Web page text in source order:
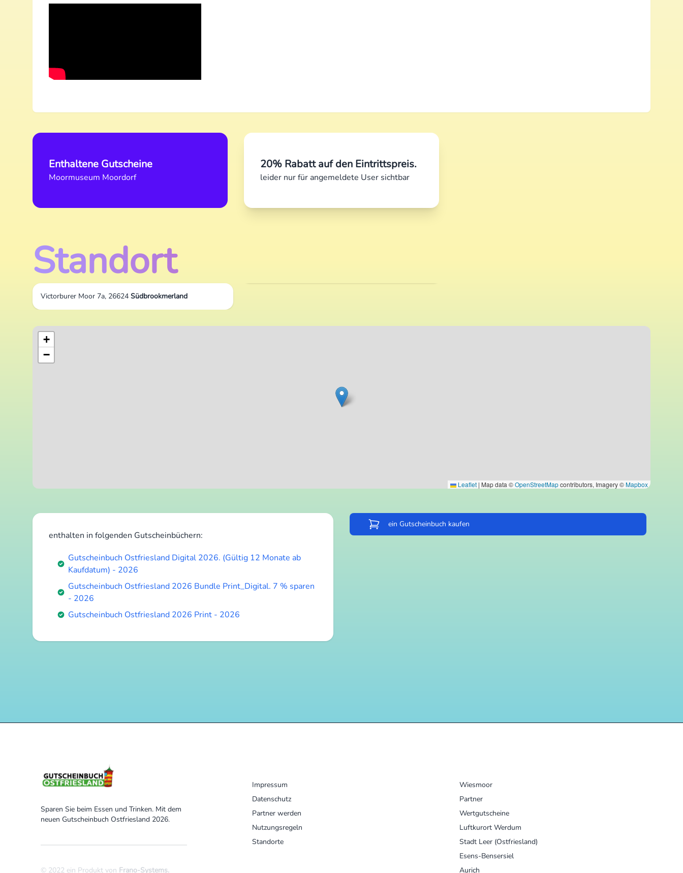
Enthaltene Gutscheine
Moormuseum Moordorf
20% Rabatt auf den Eintrittspreis.
leider nur für angemeldete User sichtbar
Standort
Victorburer Moor 7a, 26624 Südbrookmerland
+
−
Leaflet | Map data ©OpenStreetMapcontributors, Imagery ©Mapbox
enthalten in folgenden Gutscheinbüchern:
Gutscheinbuch Ostfriesland Digital 2026. (Gültig 12 Monate ab
Kaufdatum) - 2026
Gutscheinbuch Ostfriesland 2026 Bundle Print_Digital. 7 % sparen
- 2026
Gutscheinbuch Ostfriesland 2026 Print - 2026
ein Gutscheinbuch kaufen
Sparen Sie beim Essen und Trinken. Mit dem
neuen Gutscheinbuch Ostfriesland 2026.
© 2022 ein Produkt von Frano-Systems.
Impressum
Datenschutz
Partner werden
Nutzungsregeln
Standorte
Wiesmoor
Partner
Wertgutscheine
Luftkurort Werdum
Stadt Leer (Ostfriesland)
Esens-Bensersiel
Aurich